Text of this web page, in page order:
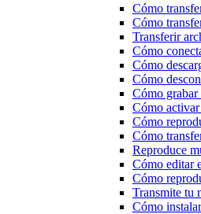
Cómo
Cómo
Transferir
Cómo
Cómo
Cómo
Cómo grabar
Cómo
Cómo
Cómo
Reproduce
Cómo editar
Cómo
Transmite tu
Cómo